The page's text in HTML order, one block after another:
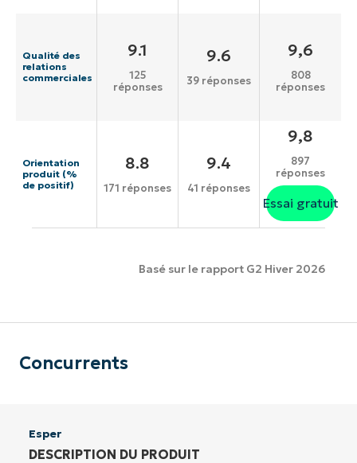
Qualité des
relations
commerciales
9.1
125
réponses
9.6
39 réponses
9,6
808
réponses
Orientation
produit (%
de positif)
8.8
171 réponses
9.4
41 réponses
9,8
897
réponses
Essai gratuit
Basé sur le rapport G2 Hiver 2026
Concurrents
Esper
DESCRIPTION DU PRODUIT